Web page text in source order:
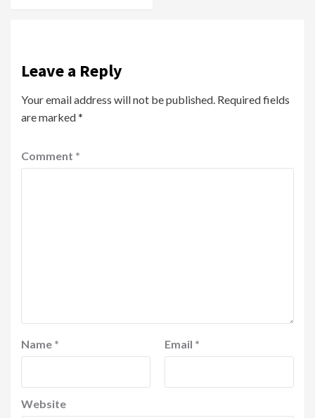
Leave a Reply
Your email address will not be published. Required fields
are marked*
Comment *
Name * Email *
Website